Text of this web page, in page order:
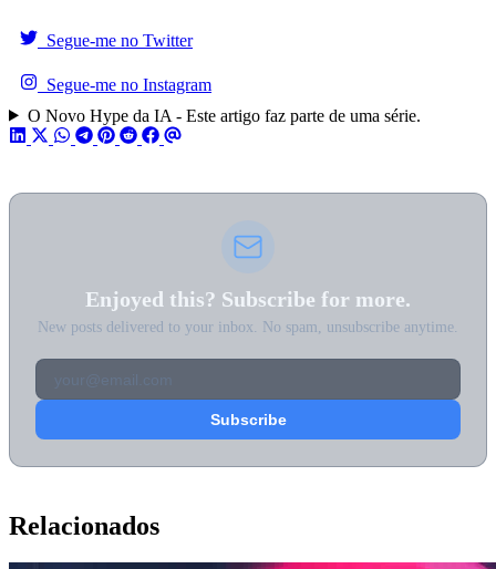
Segue-me no Twitter
Segue-me no Instagram
O Novo Hype da IA - Este artigo faz parte de uma série.
Enjoyed this? Subscribe for more.
New posts delivered to your inbox. No spam, unsubscribe anytime.
Relacionados